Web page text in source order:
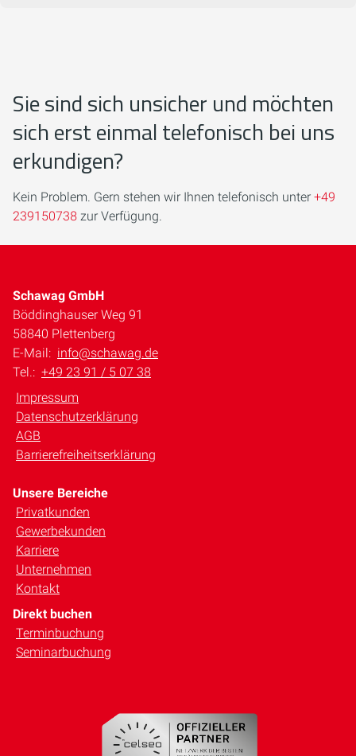
Sie sind sich unsicher und möchten
sich erst einmal telefonisch bei uns
erkundigen?
Kein Problem. Gern stehen wir Ihnen telefonisch unter +49
239150738 zur Verfügung.
Schawag GmbH
Böddinghauser Weg 91
58840 Plettenberg
E-Mail: info@schawag.de
Tel.: +49 23 91 / 5 07 38
Impressum
Datenschutzerklärung
AGB
Barrierefreiheitserklärung
Unsere Bereiche
Privatkunden
Gewerbekunden
Karriere
Unternehmen
Kontakt
Direkt buchen
Terminbuchung
Seminarbuchung